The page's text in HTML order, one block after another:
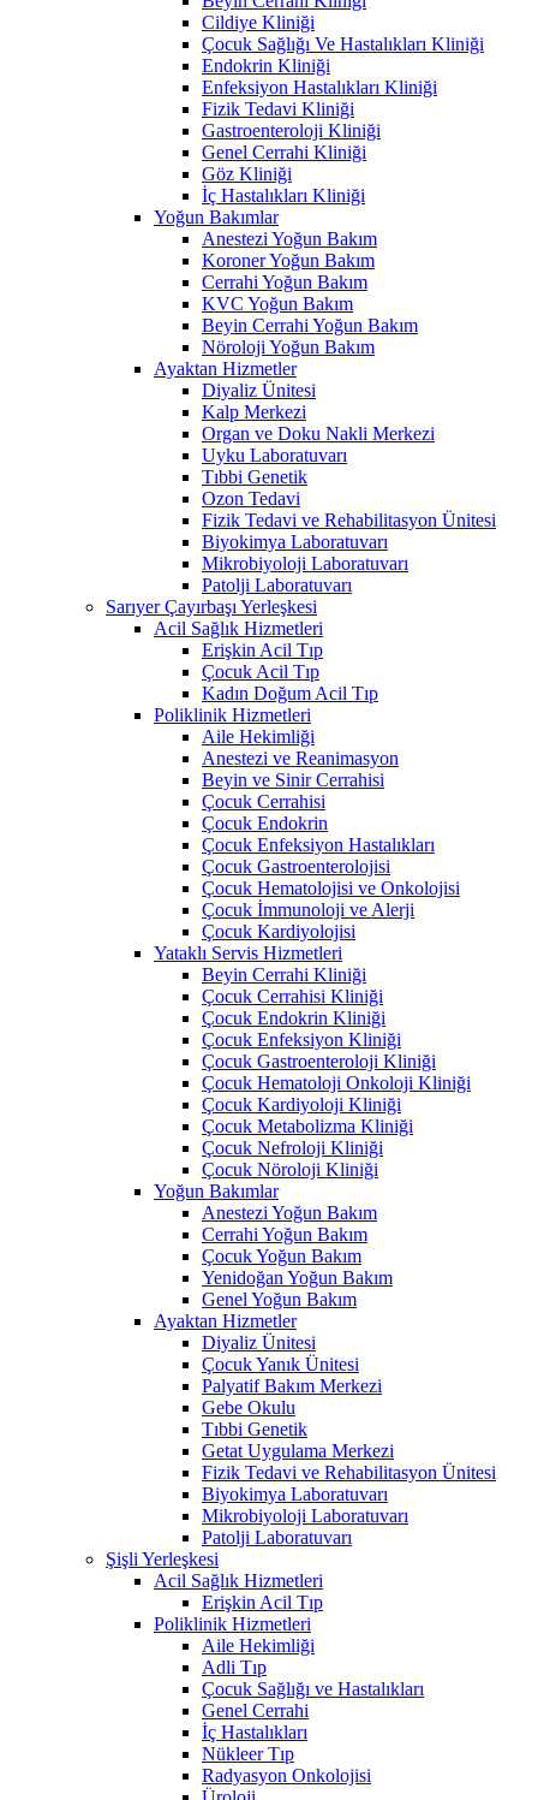
Cildiye Kliniği
Çocuk Sağlığı Ve Hastalıkları Kliniği
Endokrin Kliniği
Enfeksiyon Hastalıkları Kliniği
Fizik Tedavi Kliniği
Gastroenteroloji Kliniği
Genel Cerrahi Kliniği
Göz Kliniği
İç Hastalıkları Kliniği
Yoğun Bakımlar
Anestezi Yoğun Bakım
Koroner Yoğun Bakım
Cerrahi Yoğun Bakım
KVC Yoğun Bakım
Beyin Cerrahi Yoğun Bakım
Nöroloji Yoğun Bakım
Ayaktan Hizmetler
Diyaliz Ünitesi
Kalp Merkezi
Organ ve Doku Nakli Merkezi
Uyku Laboratuvarı
Tıbbi Genetik
Ozon Tedavi
Fizik Tedavi ve Rehabilitasyon Ünitesi
Biyokimya Laboratuvarı
Mikrobiyoloji Laboratuvarı
Patolji Laboratuvarı
Sarıyer Çayırbaşı Yerleşkesi
Acil Sağlık Hizmetleri
Erişkin Acil Tıp
Çocuk Acil Tıp
Kadın Doğum Acil Tıp
Poliklinik Hizmetleri
Aile Hekimliği
Anestezi ve Reanimasyon
Beyin ve Sinir Cerrahisi
Çocuk Cerrahisi
Çocuk Endokrin
Çocuk Enfeksiyon Hastalıkları
Çocuk Gastroenterolojisi
Çocuk Hematolojisi ve Onkolojisi
Çocuk İmmunoloji ve Alerji
Çocuk Kardiyolojisi
Yataklı Servis Hizmetleri
Beyin Cerrahi Kliniği
Çocuk Cerrahisi Kliniği
Çocuk Endokrin Kliniği
Çocuk Enfeksiyon Kliniği
Çocuk Gastroenteroloji Kliniği
Çocuk Hematoloji Onkoloji Kliniği
Çocuk Kardiyoloji Kliniği
Çocuk Metabolizma Kliniği
Çocuk Nefroloji Kliniği
Çocuk Nöroloji Kliniği
Yoğun Bakımlar
Anestezi Yoğun Bakım
Cerrahi Yoğun Bakım
Çocuk Yoğun Bakım
Yenidoğan Yoğun Bakım
Genel Yoğun Bakım
Ayaktan Hizmetler
Diyaliz Ünitesi
Çocuk Yanık Ünitesi
Palyatif Bakım Merkezi
Gebe Okulu
Tıbbi Genetik
Getat Uygulama Merkezi
Fizik Tedavi ve Rehabilitasyon Ünitesi
Biyokimya Laboratuvarı
Mikrobiyoloji Laboratuvarı
Patolji Laboratuvarı
Şişli Yerleşkesi
Acil Sağlık Hizmetleri
Erişkin Acil Tıp
Poliklinik Hizmetleri
Aile Hekimliği
Adli Tıp
Çocuk Sağlığı ve Hastalıkları
Genel Cerrahi
İç Hastalıkları
Nükleer Tıp
Radyasyon Onkolojisi